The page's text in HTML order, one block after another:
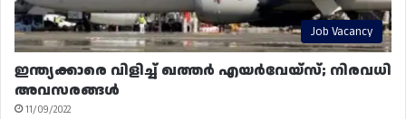
Job Vacancy
ഇന്ത്യക്കാരെ വിളിച്ച് ഖത്തർ എയർവേയ്‌സ്; നിരവധി
അവസരങ്ങൾ
11/09/2022